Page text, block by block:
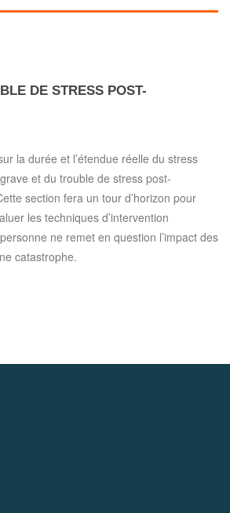
DE STRESS POST-
la durée et l’étendue réelle du stress
et du trouble de stress post-
section fera un tour d’horizon pour
les techniques d’intervention
ne remet en question l’impact des
catastrophe.